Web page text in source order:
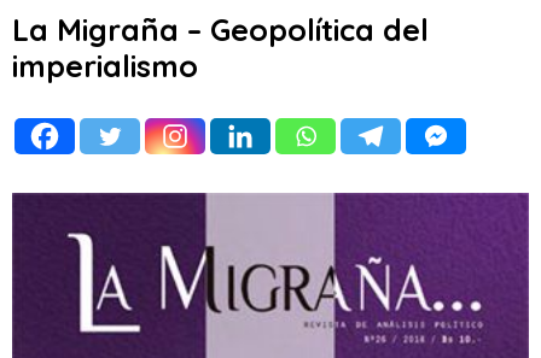
La Migraña – Geopolítica del
imperialismo